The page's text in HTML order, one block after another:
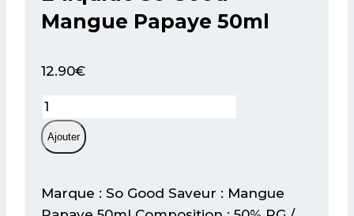
Mangue Papaye 50ml
12.90€
quantité
de
E-
So
Good
Ajouter
Marque : So Good Saveur : Mangue